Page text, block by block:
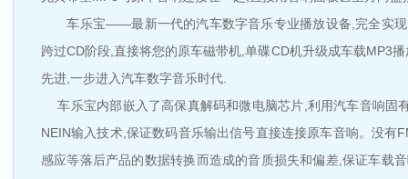
车乐宝——最新一代的汽车数字音乐专业播放设备,完全实现
跨过CD阶段,直接将您的原车磁带机,单碟CD机升级成车载MP3
先进,一步进入汽车数字音乐时代.
车乐宝内部嵌入了高保真解码和微电脑芯片,利用汽车音响固
NEIN输入技术,保证数码音乐输出信号直接连接原车音响。没有
感应等落后产品的数据转换而造成的音质损失和偏差,保证车载